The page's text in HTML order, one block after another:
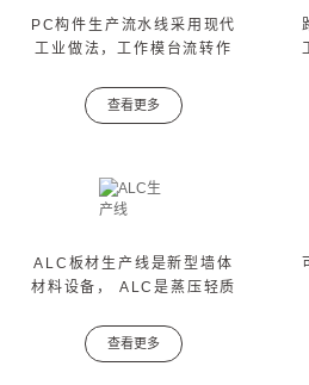
PC生产线
PC构件生产流水线采用现代
工业做法，工作模台流转作
生产，将传统现浇工地大量
立体分散的工作，转移至工
查看更多
ALC生产线
ALC板材生产线是新型墙体
材料设备， ALC是蒸压轻质
混凝土（ALC）的一种。其
产品可应用于多种建筑工程
查看更多